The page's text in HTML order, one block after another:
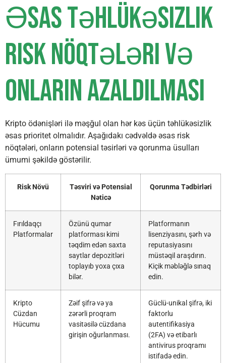
Əsas Təhlükəsizlik
Risk Nöqtələri və
Onların Azaldılması
Kripto ödənişləri ilə məşğul olan hər kəs üçün təhlükəsizlik
əsas prioritet olmalıdır. Aşağıdakı cədvəldə əsas risk
nöqtələri, onların potensial təsirləri və qorunma üsulları
ümumi şəkildə göstərilir.
Risk Növü
Təsviri və Potensial
Nəticə
Qorunma Tədbirləri
Fırıldaqçı
Platformalar
Özünü qumar
platforması kimi
təqdim edən saxta
saytlar depozitləri
toplayıb yoxa çıxa
bilər.
Platformanın
lisenziyasını, şərh və
reputasiyasını
müstəqil araşdırın.
Kiçik məbləğlə sınaq
edin.
Kripto
Cüzdan
Hücumu
Zəif şifrə və ya
zərərli proqram
vasitəsilə cüzdana
girişin oğurlanması.
Güclü-unikal şifrə, iki
faktorlu
autentifikasiya
(2FA) və etibarlı
antivirus proqramı
istifadə edin.